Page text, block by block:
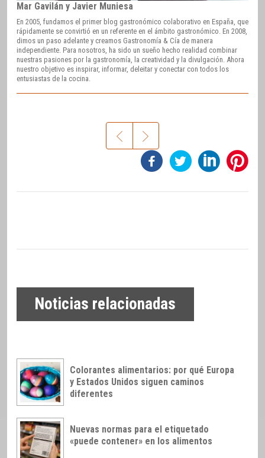
Mar Gavilán y Javier Muniesa
En 2005, fundamos el primer blog gastronómico colaborativo en España, que
rápidamente se convirtió en un referente en el ámbito gastronómico. En 2008,
dimos un paso adelante y creamos Gastronomía & Cía de manera
independiente. Para nosotros, ha sido un sueño hecho realidad combinar
nuestras pasiones por la gastronomía, la creatividad y la divulgación. Ahora
nuestro objetivo es inspirar, informar, deleitar y conectar con todos los
entusiastas de la cocina.
Noticias relacionadas
Colorantes alimentarios: por qué Europa
y Estados Unidos siguen caminos
diferentes
Nuevas normas para el etiquetado
«puede contener» en los alimentos